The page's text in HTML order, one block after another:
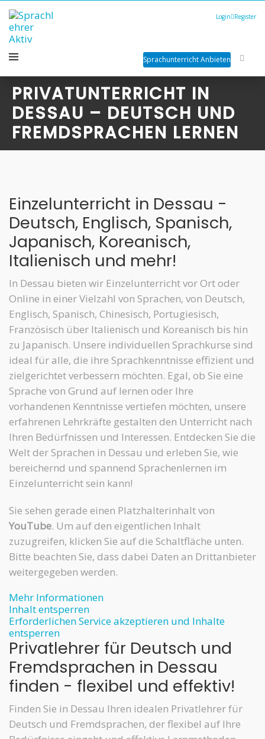
Login Register
Sprachunterricht Anbieten
PRIVATUNTERRICHT IN
DESSAU – DEUTSCH UND
FREMDSPRACHEN LERNEN
Einzelunterricht in Dessau -
Deutsch, Englisch, Spanisch,
Japanisch, Koreanisch,
Italienisch und mehr!
In Dessau bieten wir Einzelunterricht vor Ort oder
Online in einer Vielzahl von Sprachen, von Deutsch,
Englisch, Spanisch, Chinesisch, Portugiesisch,
Französisch über Italienisch und Koreanisch bis hin
zu Japanisch. Unsere individuellen Sprachkurse sind
ideal für alle, die ihre Sprachkenntnisse effizient und
zielgerichtet verbessern möchten. Egal, ob Sie eine
Sprache von Grund auf lernen oder Ihre
vorhandenen Kenntnisse vertiefen möchten, unsere
erfahrenen Lehrkräfte gestalten den Unterricht nach
Ihren Bedürfnissen und Interessen. Entdecken Sie die
Welt der Sprachen in Dessau und erleben Sie, wie
bereichernd und spannend Sprachenlernen im
Einzelunterricht sein kann!
Sie sehen gerade einen Platzhalterinhalt von
YouTube. Um auf den eigentlichen Inhalt
zuzugreifen, klicken Sie auf die Schaltfläche unten.
Bitte beachten Sie, dass dabei Daten an Drittanbieter
weitergegeben werden.
Mehr Informationen
Inhalt entsperren
Erforderlichen Service akzeptieren und Inhalte
entsperren
Privatlehrer für Deutsch und
Fremdsprachen in Dessau
finden - flexibel und effektiv!
Finden Sie in Dessau Ihren idealen Privatlehrer für
Deutsch und Fremdsprachen, der flexibel auf Ihre